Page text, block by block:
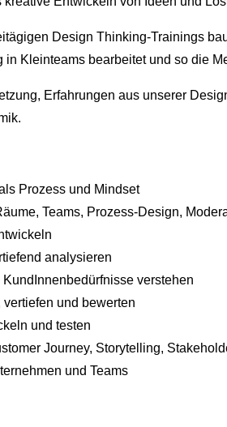
Design Thinking-Trainings
Kleinteams bearbeitet und so die
Erfahrungen aus unserer
Prozess und Mindset
Teams, Prozess-Design,
analysieren
KundInnenbedürfnisse verstehen
vertiefen und bewerten
und testen
Journey, Storytelling,
und Teams